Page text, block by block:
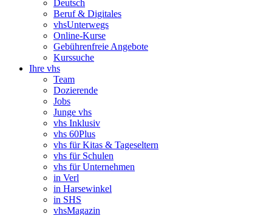
Deutsch
Beruf & Digitales
vhsUnterwegs
Online-Kurse
Gebührenfreie Angebote
Kurssuche
Ihre vhs
Team
Dozierende
Jobs
Junge vhs
vhs Inklusiv
vhs 60Plus
vhs für Kitas & Tageseltern
vhs für Schulen
vhs für Unternehmen
in Verl
in Harsewinkel
in SHS
vhsMagazin